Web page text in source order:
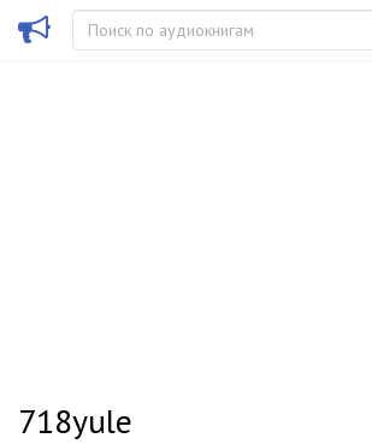
718yule